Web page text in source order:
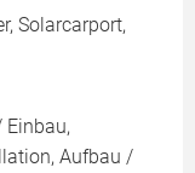
Solarcarport,
Einbau,
Aufbau /